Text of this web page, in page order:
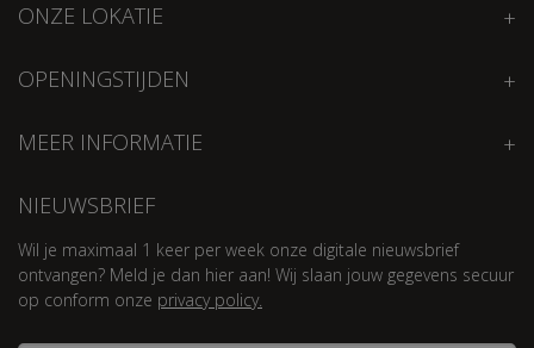
ONZE LOKATIE
OPENINGSTIJDEN
MEER INFORMATIE
NIEUWSBRIEF
Wil je maximaal 1 keer per week onze digitale nieuwsbrief
ontvangen? Meld je dan hier aan! Wij slaan jouw gegevens secuur
op conform onze privacy policy.